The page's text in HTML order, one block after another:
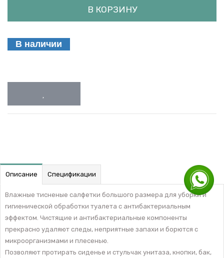
В КОРЗИНУ
В наличии
Описание Спецификации
Влажные тисненые салфетки большого размера для уборки и
гигиенической обработки туалета с антибактериальным
эффектом. Чистящие и антибактериальные компоненты
прекрасно удаляют следы, неприятные запахи и борются с
микроорганизмами и плесенью.
Позволяют протирать сиденье и стульчак унитаза, кнопки, бак,